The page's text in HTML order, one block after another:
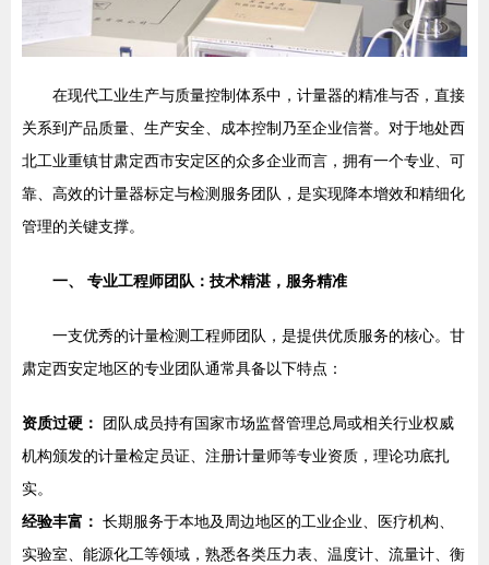
在现代工业生产与质量控制体系中，计量器的精准与否，直接
关系到产品质量、生产安全、成本控制乃至企业信誉。对于地处西
北工业重镇甘肃定西市安定区的众多企业而言，拥有一个专业、可
靠、高效的计量器标定与检测服务团队，是实现降本增效和精细化
管理的关键支撑。
一、 专业工程师团队：技术精湛，服务精准
一支优秀的计量检测工程师团队，是提供优质服务的核心。甘
肃定西安定地区的专业团队通常具备以下特点：
资质过硬：
团队成员持有国家市场监督管理总局或相关行业权威
机构颁发的计量检定员证、注册计量师等专业资质，理论功底扎
实。
经验丰富： 长期服务于本地及周边地区的工业企业、医疗机构、
实验室、能源化工等领域，熟悉各类压力表、温度计、流量计、衡